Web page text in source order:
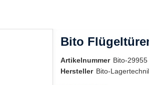
Bito
Artikelnummer Bito-29955
Hersteller Bito-